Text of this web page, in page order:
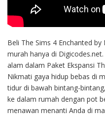
Beli The Sims 4 Enchanted
murah hanya di
alam dalam Paket Ekspansi
Nikmati gaya hidup bebas di
tidur di bawah bintang-
ke dalam rumah dengan pot
menawan menanti Anda di